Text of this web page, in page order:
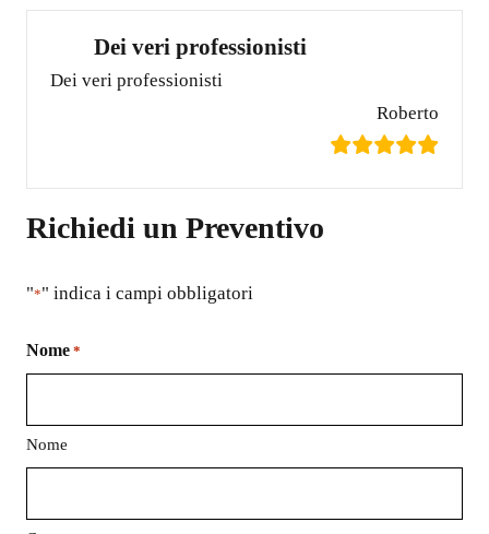
Dei veri professionisti
Dei veri professionisti
Roberto
Richiedi un Preventivo
"*" indica i campi obbligatori
Nome *
Nome